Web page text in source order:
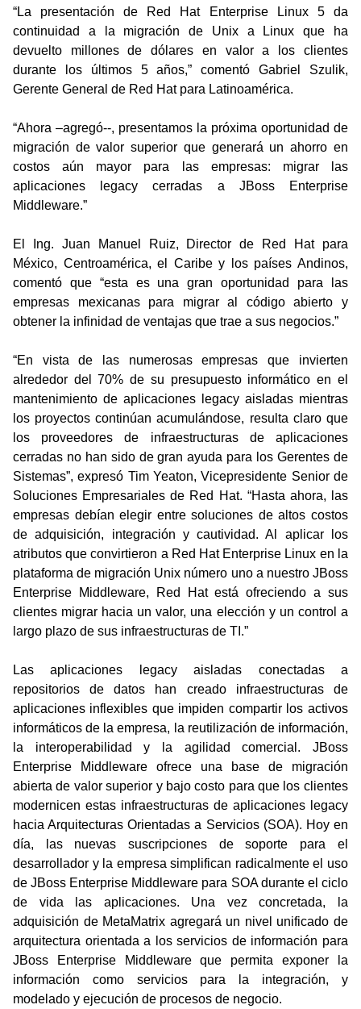
“La presentación de Red Hat Enterprise Linux 5 da
continuidad a la migración de Unix a Linux que ha
devuelto millones de dólares en valor a los clientes
durante los últimos 5 años,” comentóGabriel Szulik,
Gerente General de Red Hat para Latinoamérica.
“Ahora –agregó--, presentamos la próxima oportunidad de
migración de valor superior que generará un ahorro en
costos aún mayor para las empresas: migrar las
aplicaciones legacy cerradas a JBoss Enterprise
Middleware.”
El Ing. Juan Manuel Ruiz, Director de Red Hat para
México, Centroamérica, el Caribe y los países Andinos,
comentó que “esta es una gran oportunidad para las
empresas mexicanas para migrar al código abierto y
obtener la infinidad de ventajas que trae a sus negocios.”
“En vista de las numerosas empresas que invierten
alrededor del 70% de su presupuesto informático en el
mantenimiento de aplicaciones legacy aisladas mientras
los proyectos continúan acumulándose, resulta claro que
los proveedores de infraestructuras de aplicaciones
cerradas no han sido de gran ayuda para los Gerentes de
Sistemas”, expresó Tim Yeaton, Vicepresidente Senior de
Soluciones Empresariales de Red Hat. “Hasta ahora, las
empresas debían elegir entre soluciones de altos costos
de adquisición, integración y cautividad. Al aplicar los
atributos que convirtieron a Red Hat Enterprise Linux en la
plataforma de migración Unix número uno a nuestro JBoss
Enterprise Middleware, Red Hat está ofreciendo a sus
clientes migrar hacia un valor, una elección y un control a
largo plazo de sus infraestructuras de TI.”
Las aplicaciones legacy aisladas conectadas a
repositorios de datos han creado infraestructuras de
aplicaciones inflexibles que impiden compartir los activos
informáticos de la empresa, la reutilización de información,
la interoperabilidad y la agilidad comercial. JBoss
Enterprise Middleware ofrece una base de migración
abierta de valor superior y bajo costo para que los clientes
modernicen estas infraestructuras de aplicaciones legacy
hacia Arquitecturas Orientadas a Servicios (SOA). Hoy en
día, las nuevas suscripciones de soporte para el
desarrollador y la empresa simplifican radicalmente el uso
de JBoss Enterprise Middleware para SOA durante el ciclo
de vida las aplicaciones. Una vez concretada, la
adquisición de MetaMatrix agregará un nivel unificado de
arquitectura orientada a los servicios de información para
JBoss Enterprise Middleware que permita exponer la
información como servicios para la integración, y
modelado y ejecución de procesos de negocio.